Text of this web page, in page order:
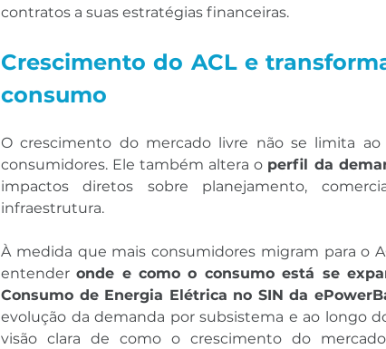
contratos a suas estratégias financeiras.
Crescimento do ACL e
consumo
O crescimento do mercado livre não se limita
consumidores. Ele também altera o perfil da
impactos diretos sobre planejamento,
infraestrutura.
À medida que mais consumidores migram para o
entender onde e como o consumo está se
Consumo de Energia Elétrica no SIN da
evolução da demanda por subsistema e ao longo
visão clara de como o crescimento do